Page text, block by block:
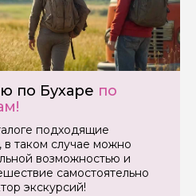
по Бухаре по
подходящие
таком случае можно
возможностью и
самостоятельно
экскурсий!